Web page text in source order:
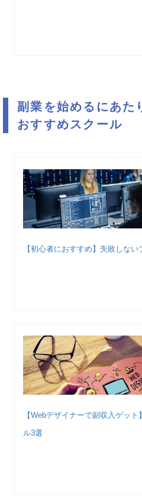
副業を始めるにあた
おすすめスクール
【初心者におすすめ】失敗しな
【Webデザイナーで副収入ゲッ
ル3選